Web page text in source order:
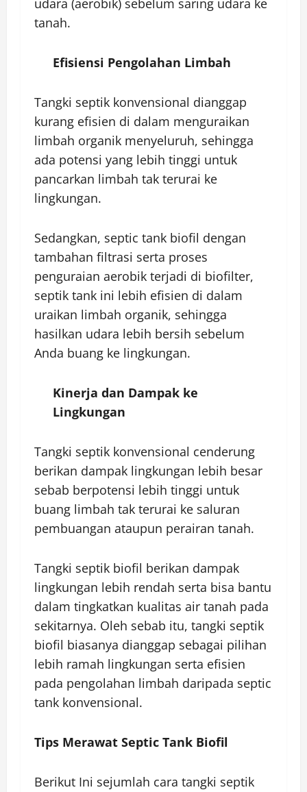
udara (aerobik) sebelum saring udara ke
tanah.
Efisiensi Pengolahan Limbah
Tangki septik konvensional dianggap
kurang efisien di dalam menguraikan
limbah organik menyeluruh, sehingga
ada potensi yang lebih tinggi untuk
pancarkan limbah tak terurai ke
lingkungan.
Sedangkan, septic tank biofil dengan
tambahan filtrasi serta proses
penguraian aerobik terjadi di biofilter,
septik tank ini lebih efisien di dalam
uraikan limbah organik, sehingga
hasilkan udara lebih bersih sebelum
Anda buang ke lingkungan.
Kinerja dan Dampak ke
Lingkungan
Tangki septik konvensional cenderung
berikan dampak lingkungan lebih besar
sebab berpotensi lebih tinggi untuk
buang limbah tak terurai ke saluran
pembuangan ataupun perairan tanah.
Tangki septik biofil berikan dampak
lingkungan lebih rendah serta bisa bantu
dalam tingkatkan kualitas air tanah pada
sekitarnya. Oleh sebab itu, tangki septik
biofil biasanya dianggap sebagai pilihan
lebih ramah lingkungan serta efisien
pada pengolahan limbah daripada septic
tank konvensional.
Tips Merawat Septic Tank Biofil
Berikut Ini sejumlah cara tangki septik